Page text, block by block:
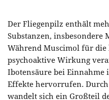
Der Fliegenpilz enthält
Substanzen, insbesondere
Während Muscimol für die
psychoaktive Wirkung
Ibotensäure bei Einnahme
Effekte hervorrufen. Durch
wandelt sich ein Großteil